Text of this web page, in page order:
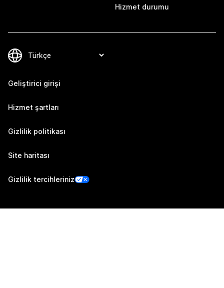
Hizmet durumu
Geliştirici girişi
Hizmet şartları
Gizlilik politikası
Site haritası
Gizlilik tercihleriniz